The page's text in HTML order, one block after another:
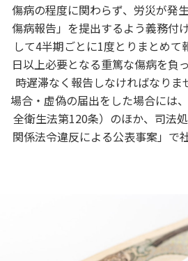
傷病の程度に関わらず、労災が発
傷病報告」を提出するよう義務付
して4半期ごとに1度とりまとめて
日以上必要となる重篤な傷病を負
時遅滞なく報告しなければなりま
場合・虚偽の届出をした場合には
全衛生法第120条）のほか、司法
関係法令違反による公表事案」で